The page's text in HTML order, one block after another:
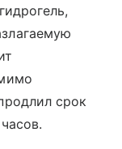
срок